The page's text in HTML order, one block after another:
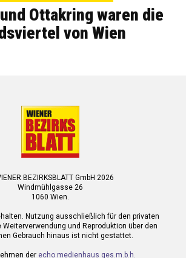
Ottakring waren die
von Wien
BEZIRKSBLATT GmbH 2026
Windmühlgasse 26
1060 Wien.
Nutzung ausschließlich für den privaten
Weiterverwendung und Reproduktion über den
Gebrauch hinaus ist nicht gestattet.
der echo medienhaus ges.m.b.h.